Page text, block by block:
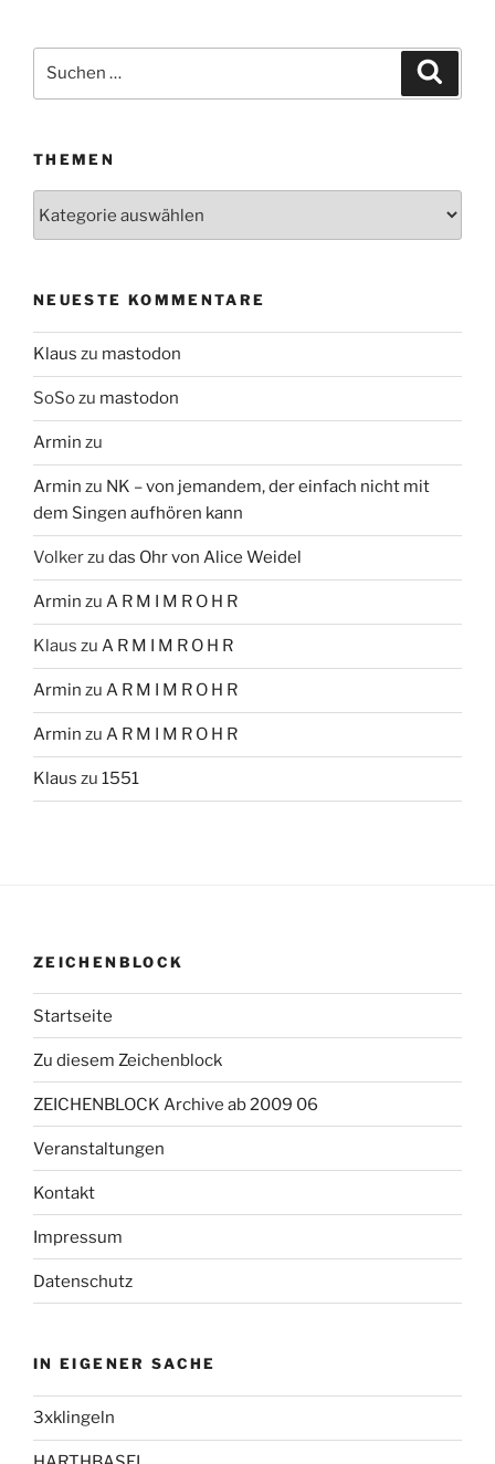
Suchen
THEMEN
NEUESTE KOMMENTARE
Klaus zu mastodon
SoSozu mastodon
Armin zu
Armin zu NK – von jemandem, der einfach nicht mit
dem Singen aufhören kann
Volkerzu das Ohr von Alice Weidel
Armin zu A R M I M R O H R
Klaus zu A R M I M R O H R
Armin zu A R M I M R O H R
Armin zu A R M I M R O H R
Klaus zu 1551
ZEICHENBLOCK
Startseite
Zu diesem Zeichenblock
ZEICHENBLOCK Archive ab 2009 06
Veranstaltungen
Kontakt
Impressum
Datenschutz
IN EIGENER SACHE
3xklingeln